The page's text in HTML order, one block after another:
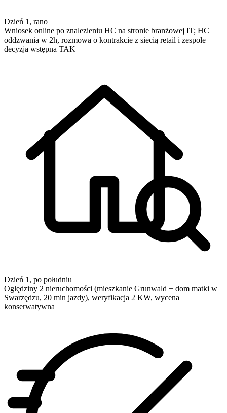
Dzień 1, rano
Wniosek online po znalezieniu HC na stronie branżowej IT; HC
oddzwania w 2h, rozmowa o kontrakcie z siecią retail i zespole —
decyzja wstępna TAK
Dzień 1, po południu
Oględziny 2 nieruchomości (mieszkanie Grunwald + dom matki w
Swarzędzu, 20 min jazdy), weryfikacja 2 KW, wycena
konserwatywna